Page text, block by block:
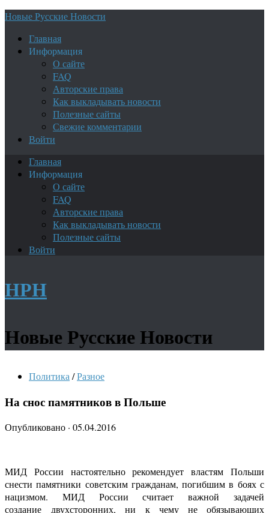
Новые Русские Новости
Главная
Информация
О сайте
FAQ
Авторские права
Как выкладывать новости
Полезные сайты
Свежие комментарии
Войти
Главная
Информация
О сайте
FAQ
Авторские права
Как выкладывать новости
Полезные сайты
Войти
НРН
Новые Русские Новости
Политика /Разное
На снос памятников в Польше
Опубликовано · 05.04.2016
МИД России настоятельно рекомендует властям Польши
снести памятники советским гражданам, погибшим в боях с
нацизмом. МИД России считает важной задачей
создание двухсторонних, ни к чему не обязывающих